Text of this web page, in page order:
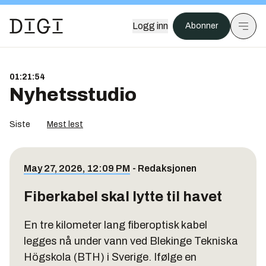
Logg inn Abonner
01:21:55
Nyhetsstudio
Siste Mest lest
May 27, 2026, 12:09 PM - Redaksjonen
Fiberkabel skal lytte til havet
En tre kilometer lang fiberoptisk kabel
legges nå under vann ved Blekinge Tekniska
Högskola (BTH) i Sverige. Ifølge en